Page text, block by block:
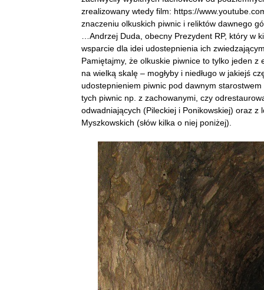
zrealizowany wtedy film: https://
znaczeniu olkuskich piwnic i reliktów dawnego
…Andrzej Duda, obecny Prezydent RP, który w
wsparcie dla idei udostepnienia ich
Pamiętajmy, że olkuskie piwnice to tylko jeden
na wielką skalę – mogłyby i niedługo w jakiejś
udostepnieniem piwnic pod dawnym
tych piwnic np. z zachowanymi, czy
odwadniających (Pileckiej i Ponikowskiej) oraz z
Myszkowskich (słów kilka o niej poniżej).